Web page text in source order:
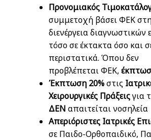
Προνομιακός
συμμετοχή βάσει ΦΕΚ
διενέργεια διαγνωστικών
τόσο σε έκτακτα όσο και
περιστατικά. Όπου δεν
προβλέπεται ΦΕΚ,
Έκπτωση 20%στις
Χειρουργικές Πράξειςγια
ΔΕΝ απαιτείται νοσηλεία
Απεριόριστες Ιατρικές
σε Παιδο-Ορθοπαιδικό,